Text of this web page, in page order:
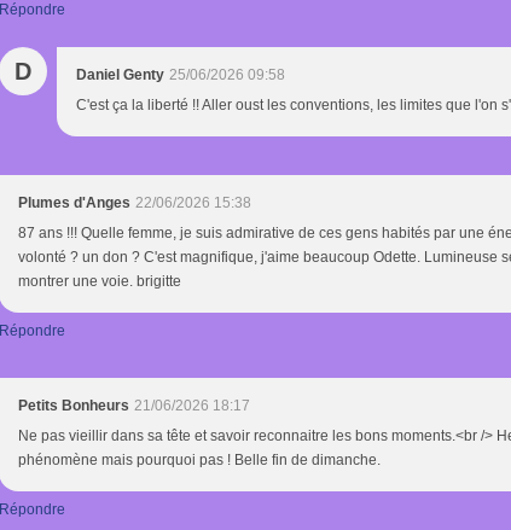
Répondre
D Daniel Genty 25/06/2026 09:58
C'est ça la liberté !! Aller oust les conventions, les limites que l'on
Plumes d'Anges 22/06/2026 15:38
87 ans !!! Quelle femme, je suis admirative de ces gens habités par une
volonté ? un don ? C'est magnifique, j'aime beaucoup Odette. Lumineuse
montrer une voie. brigitte
Répondre
Petits Bonheurs 21/06/2026 18:17
Ne pas vieillir dans sa tête et savoir reconnaitre les bons moments.<br />
phénomène mais pourquoi pas ! Belle fin de dimanche.
Répondre